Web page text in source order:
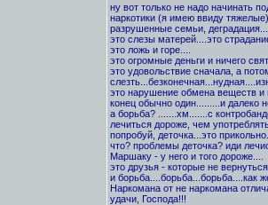
ну вот только не надо начинать
наркотики (я имею ввиду
разрушенные семьи, деградация...
это слезы матерей....это
это ложь и горе....
это огромные деньги и ничего
это удовольствие сначала, а
это нарушение обмена веществ и
конец обычно один.........и далеко
а борьба? .......хм.......с
лечиться дороже, чем
попробуй, деточка...это
что? проблемы деточка? иди
Маршаку - у него и того дороже....
это друзья - которые не
и борьба....борьба...борьба....как
Наркомана от не наркомана
удачи, Господа!!!